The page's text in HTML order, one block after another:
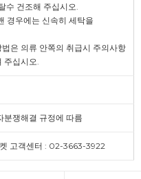
수 건조해 주십시오.
경우에는 신속히 세탁을
은 의류 안쪽의 취급시 주의사항
십시오.
분쟁해결 규정에 따름
고객센터 : 02-3663-3922